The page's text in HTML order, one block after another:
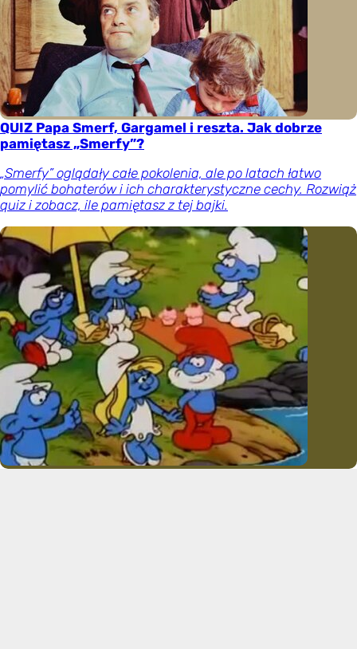
QUIZ Papa Smerf, Gargamel i reszta. Jak dobrze
pamiętasz „Smerfy”?
„Smerfy” oglądały całe pokolenia, ale po latach łatwo
pomylić bohaterów i ich charakterystyczne cechy. Rozwiąż
quiz i zobacz, ile pamiętasz z tej bajki.